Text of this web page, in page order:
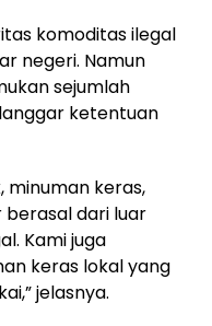
komoditas ilegal
negeri. Namun
sejumlah
ketentuan
keras,
dari luar
Kami juga
keras lokal yang
jelasnya.